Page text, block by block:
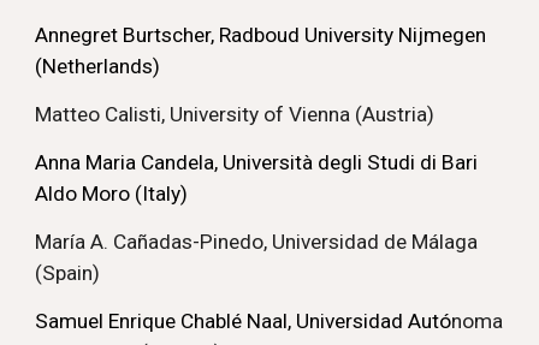
Annegret Burtscher, Radboud University Nijmegen
(Netherlands)
Matteo Calisti, University of Vienna (Austria)
Anna Maria Candela, Università degli Studi di Bari
Aldo Moro (Italy)
María A. Cañadas-Pinedo, Universidad de Málaga
(Spain)
Samuel Enrique Chablé Naal, Universidad Autónoma